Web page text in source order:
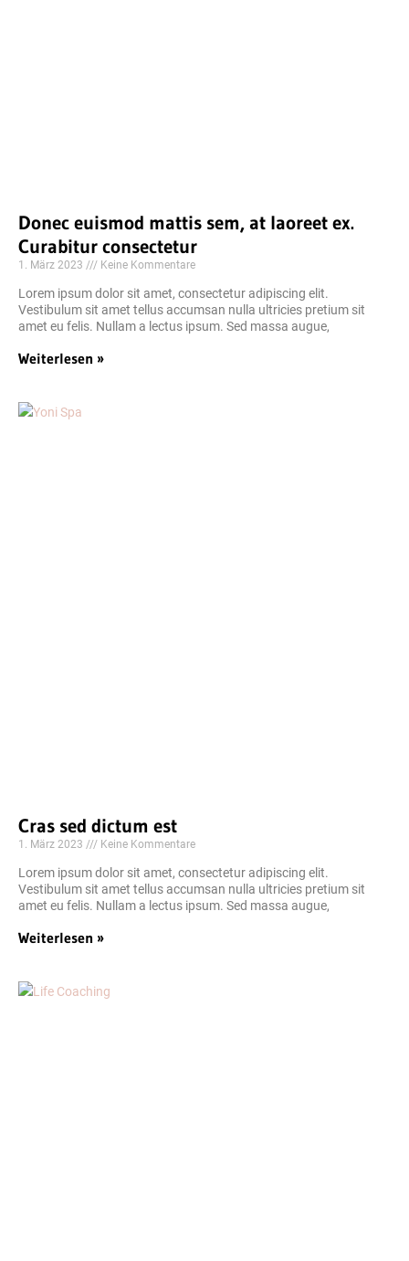
Donec euismod mattis sem, at laoreet ex.
Curabitur consectetur
1. März 2023 Keine Kommentare
Lorem ipsum dolor sit amet, consectetur adipiscing elit.
Vestibulum sit amet tellus accumsan nulla ultricies pretium sit
amet eu felis. Nullam a lectus ipsum. Sed massa augue,
Weiterlesen »
Cras sed dictum est
1. März 2023 Keine Kommentare
Lorem ipsum dolor sit amet, consectetur adipiscing elit.
Vestibulum sit amet tellus accumsan nulla ultricies pretium sit
amet eu felis. Nullam a lectus ipsum. Sed massa augue,
Weiterlesen »